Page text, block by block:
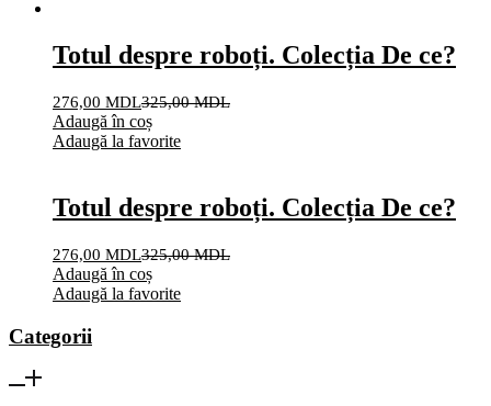
Totul despre roboți. Colecția De ce?
276,00 MDL325,00MDL
Adaugă în coș
Adaugă la favorite
Totul despre roboți. Colecția De ce?
276,00 MDL325,00MDL
Adaugă în coș
Adaugă la favorite
Categorii